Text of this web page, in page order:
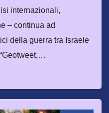
internazionali,
– continua ad
della guerra tra Israele